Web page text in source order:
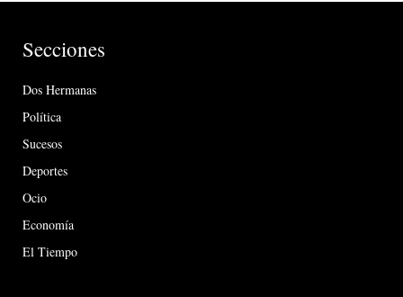
Secciones
Dos Hermanas
Política
Sucesos
Deportes
Ocio
Economía
El Tiempo